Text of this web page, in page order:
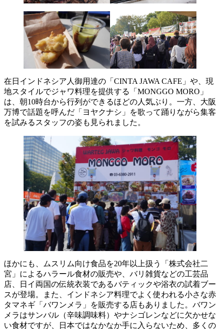
在日インドネシア人御用達の「CINTA JAWA CAFE」や、現
地スタイルでジャワ料理を提供する「MONGGO MORO」
は、朝10時台から行列ができるほどの人気ぶり。一方、大阪
万博で話題を呼んだ「ヨヤクナシ」を歌って踊りながら集客
を試みるスタッフの姿も見られました。
ほかにも、ムスリム向け食品を20年以上扱う「株式会社二
宮」によるハラール食材の販売や、バリ雑貨などの工芸品
店、日イ両国の伝統衣装であるバティックや浴衣の試着ブー
スが登場。また、インドネシア料理でよく使われる小さな赤
タマネギ「バワンメラ」を販売する店もありました。バワン
メラはサンバル（辛味調味料）やナシゴレンなどに欠かせな
い食材ですが、日本ではなかなか手に入らないため、多くの